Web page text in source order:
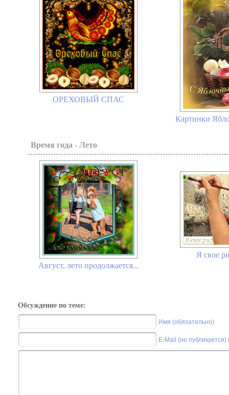
ОРЕХОВЫЙ СПАС
Картинки
Время года - Лето
Август, лето продолжается...
Я свое
Обсуждение по теме:
Имя (обязательно)
E-Mail (не